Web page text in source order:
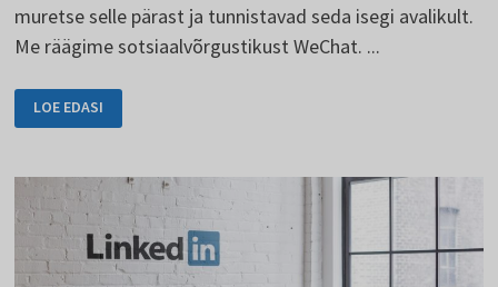
muretse selle pärast ja tunnistavad seda isegi avalikult.
Me räägime sotsiaalvõrgustikust WeChat. ...
WECHAT
EI
VAEVA
TURVALISUSEGA
LOE EDASI